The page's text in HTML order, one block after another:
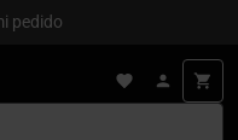
pedido